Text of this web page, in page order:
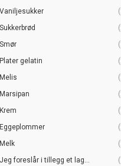
Vaniljesukker
Sukkerbrød
Smør
Plater gelatin
Melis
Marsipan
Krem
Eggeplommer
Melk
Jeg foreslår i tillegg et lag...